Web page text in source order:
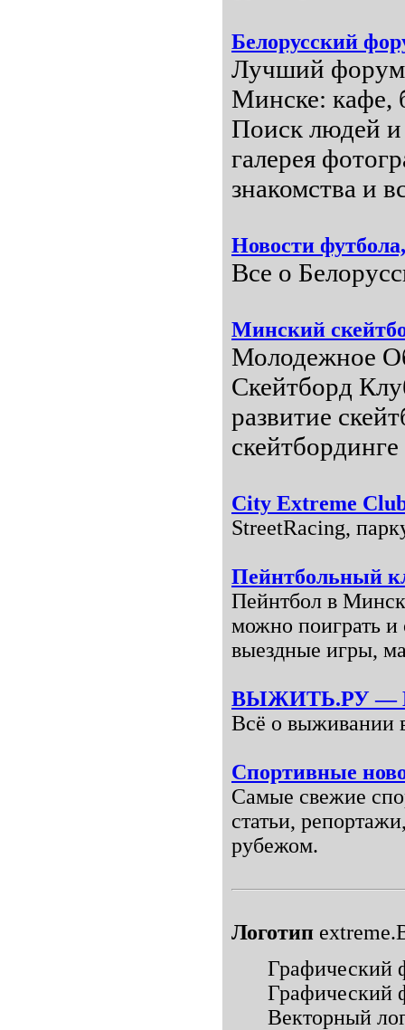
Белорусский
Лучший
Минске: кафе,
Поиск людей и
галерея
знакомства и
Новости
Все о
Минский
Молодежное
Скейтборд
развитие
City Extreme
StreetRacing,
Пейнтбольный
Пейнтбол в
можно поиграть и
выездные игры,
ВЫЖИТЬ.РУ —
Всё о выживании
Спортивные
Самые свежие
статьи,
рубежом.
Логотип
Графический
Графический
Векторный